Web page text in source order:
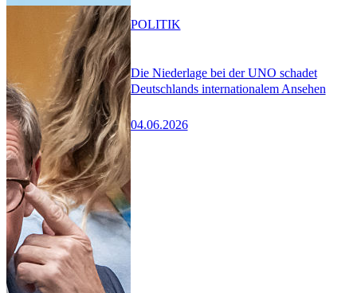
Die Niederlage bei der UNO schadet
Deutschlands internationalem Ansehen
04.06.2026
POLITIK